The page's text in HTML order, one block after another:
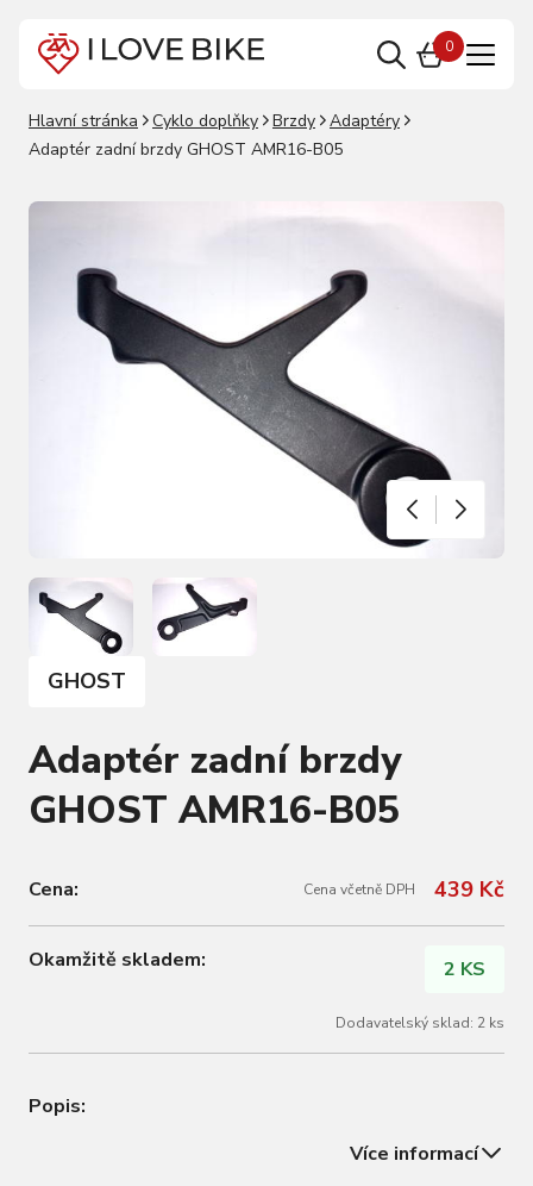
0
Hlavní stránka Cyklo doplňky Brzdy
Adaptéry
Adaptér zadní brzdy GHOST AMR16-B05
GHOST
Adaptér zadní brzdy
GHOST AMR16-B05
Cena: Cena včetně DPH 439 Kč
Okamžitě skladem: 2 KS
Dodavatelský sklad: 2 ks
Popis:
Více informací